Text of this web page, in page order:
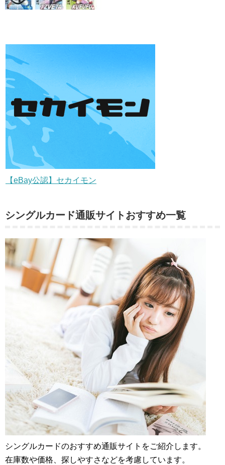
【eBay公認】セカイモン
シングルカード通販サイトおすすめ一覧
シングルカードのおすすめ通販サイトをご紹介します。
在庫数や価格、探しやすさなどを考慮しています。